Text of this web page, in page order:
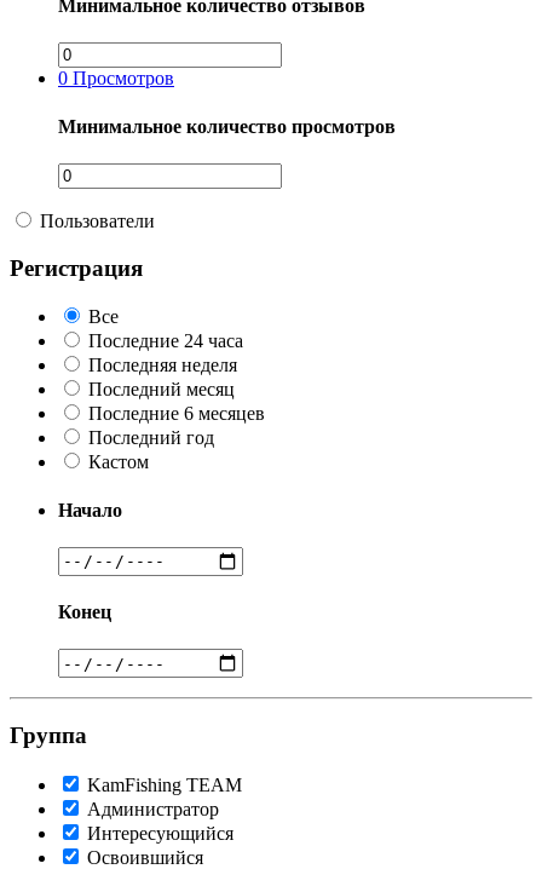
Минимальное количество отзывов
0 Просмотров
Минимальное количество просмотров
Пользователи
Регистрация
Все
Последние 24 часа
Последняя неделя
Последний месяц
Последние 6 месяцев
Последний год
Кастом
Начало
Конец
Группа
KamFishing TEАМ
Администратор
Интересующийся
Освоившийся